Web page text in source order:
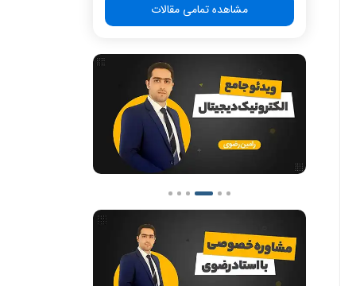
مشاهده تمامی مقالات